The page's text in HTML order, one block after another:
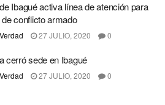
Ibagué activa línea de atención para
conflicto armado
27 JULIO, 2020 0
cerró sede en Ibagué
27 JULIO, 2020 0